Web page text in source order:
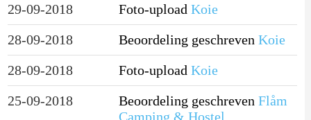
29-09-2018
Foto-upload Koie
28-09-2018
Beoordeling geschreven Koie
28-09-2018
Foto-upload Koie
25-09-2018
Beoordeling geschreven Flåm
Camping & Hostel